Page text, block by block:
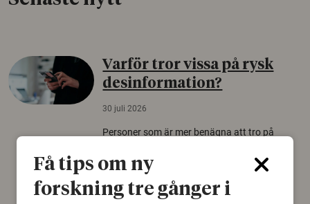
Varför tror vissa på rysk
desinformation?
30 juli 2026
Personer som är mer benägna att tro på
för rysk desinformation. Det visar en studie
från Försvarshögskolan med deltagare i fyra
europeiska länder.
Få tips om ny
forskning tre gånger i